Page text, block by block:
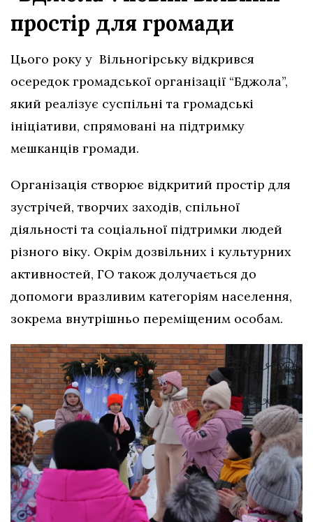
простір для громади
Цього року у Вільногірську відкрився
осередок громадської організації “Бджола”,
який реалізує суспільні та громадські
ініціативи, спрямовані на підтримку
мешканців громади.
Організація створює відкритий простір для
зустрічей, творчих заходів, спільної
діяльності та соціальної підтримки людей
різного віку. Окрім дозвільних і культурних
активностей, ГО також долучається до
допомоги вразливим категоріям населення,
зокрема внутрішньо переміщеним особам.